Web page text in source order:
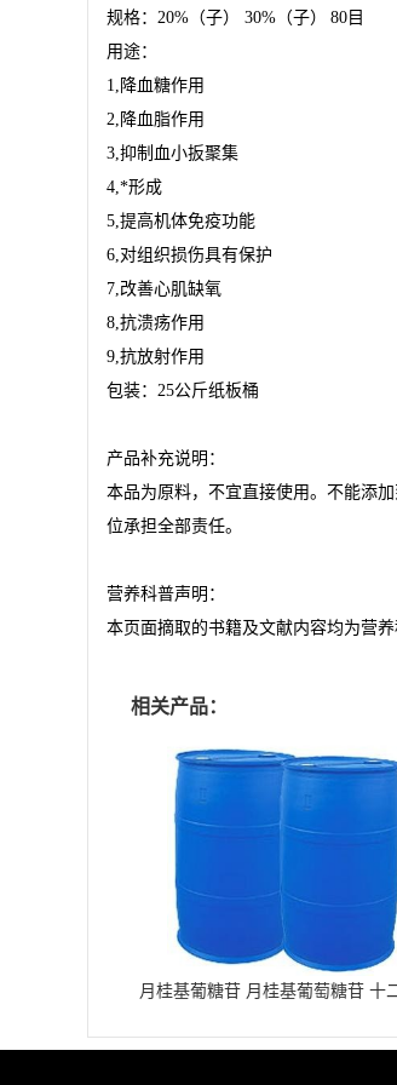
规格： 20% （子） 30% （子） 80 目
用途：
1, 降血糖作用
2, 降血脂作用
3,抑制血小扳聚集
4,*形成
5,提高机体免疫功能
6,对组织损伤具有保护
7,改善心肌缺氧
8,抗溃疡作用
9,抗放射作用
包装： 25公斤纸板桶
产品补充说明：
本品为原料，不宜直接使用。不能添
位承担全部责任。
营养科普声明：
本页面摘取的书籍及文献内容均为营
相关产品：
月桂基葡糖苷 月桂基葡萄糖苷 十